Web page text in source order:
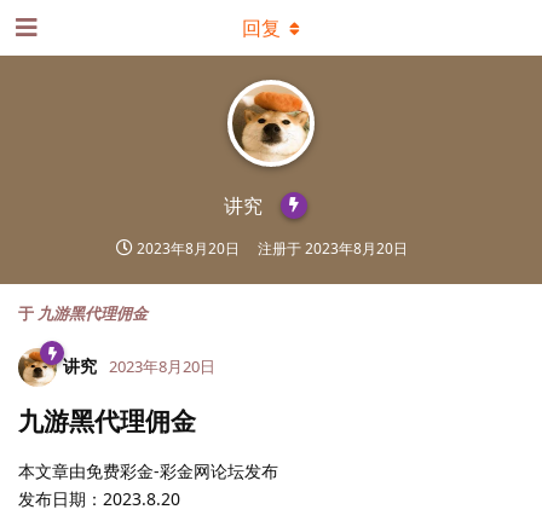
讲究
2023年8月20日 注册于2023年8月20日
回复
于 九游黑代理佣金
讲究 2023年8月20日
九游黑代理佣金
本文章由免费彩金-彩金网论坛发布
发布日期：2023.8.20